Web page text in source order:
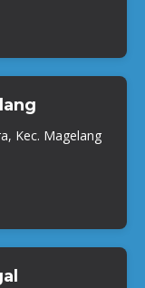
Kec. Magelang